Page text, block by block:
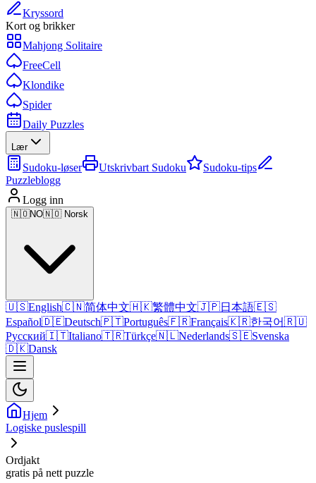
Kryssord
Kort og brikker
Mahjong Solitaire
FreeCell
Klondike
Spider
Daily Puzzles
Lær
Sudoku-løser Utskrivbart Sudoku
Sudoku-tips
Puzzleblogg
Logg inn
🇳🇴NO🇳🇴 Norsk
🇺🇸English🇨🇳简体中文🇭🇰繁體中文🇯🇵日本語🇪🇸
Español🇩🇪Deutsch🇵🇹Português🇫🇷Français🇰🇷한국어🇷🇺
Русский🇮🇹Italiano🇹🇷Türkçe🇳🇱Nederlands🇸🇪Svenska
🇩🇰Dansk
Hjem
Logiske puslespill
Ordjakt
gratis på nett puzzle